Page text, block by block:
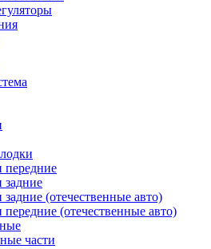
передние
задние
(отечественные авто)
(отечественные авто)
части